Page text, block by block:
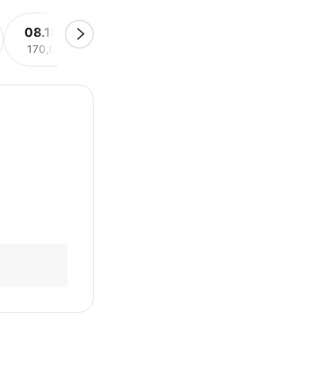
08.13(목)
170,036원